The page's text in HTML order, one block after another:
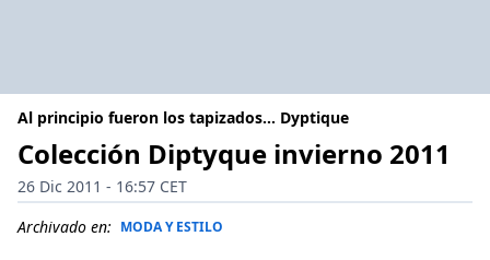
Al principio fueron los tapizados… Dyptique
Colección Diptyque invierno 2011
26 Dic 2011 - 16:57 CET
Archivado en: MODA Y ESTILO